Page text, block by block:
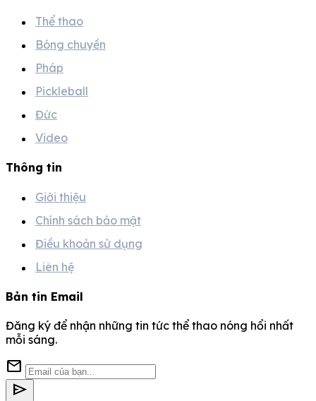
Thể thao
Bóng chuyền
Pháp
Pickleball
Đức
Video
Thông tin
Giới thiệu
Chính sách bảo mật
Điều khoản sử dụng
Liên hệ
Bản tin Email
Đăng ký để nhận những tin tức thể thao nóng hổi nhất
mỗi sáng.
mail
send